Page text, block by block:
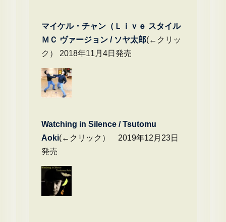
マイケル・チャン（Ｌｉｖｅ スタイル
ＭＣ ヴァージョン / ソヤ太郎(←クリッ
ク） 2018年11月4日発売
Watching in Silence / Tsutomu
Aoki(←クリック） 2019年12月23日
発売